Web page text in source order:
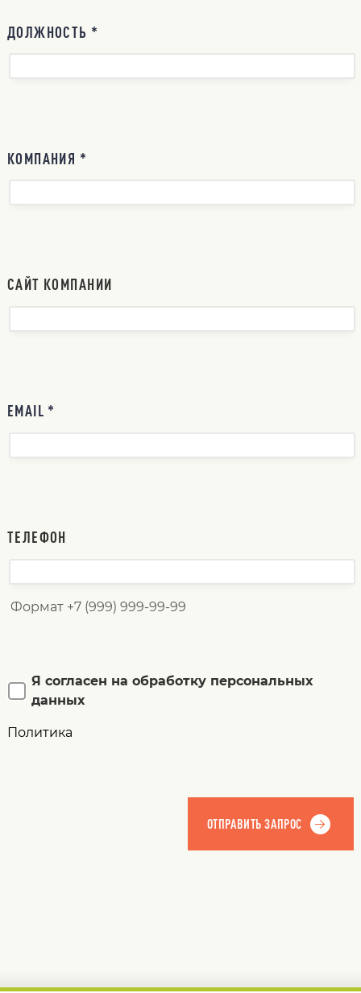
ДОЛЖНОСТЬ *
КОМПАНИЯ *
САЙТ КОМПАНИИ
EMAIL *
ТЕЛЕФОН
Формат +7 (999) 999-99-99
Я согласен на обработку персональных
данных
Политика